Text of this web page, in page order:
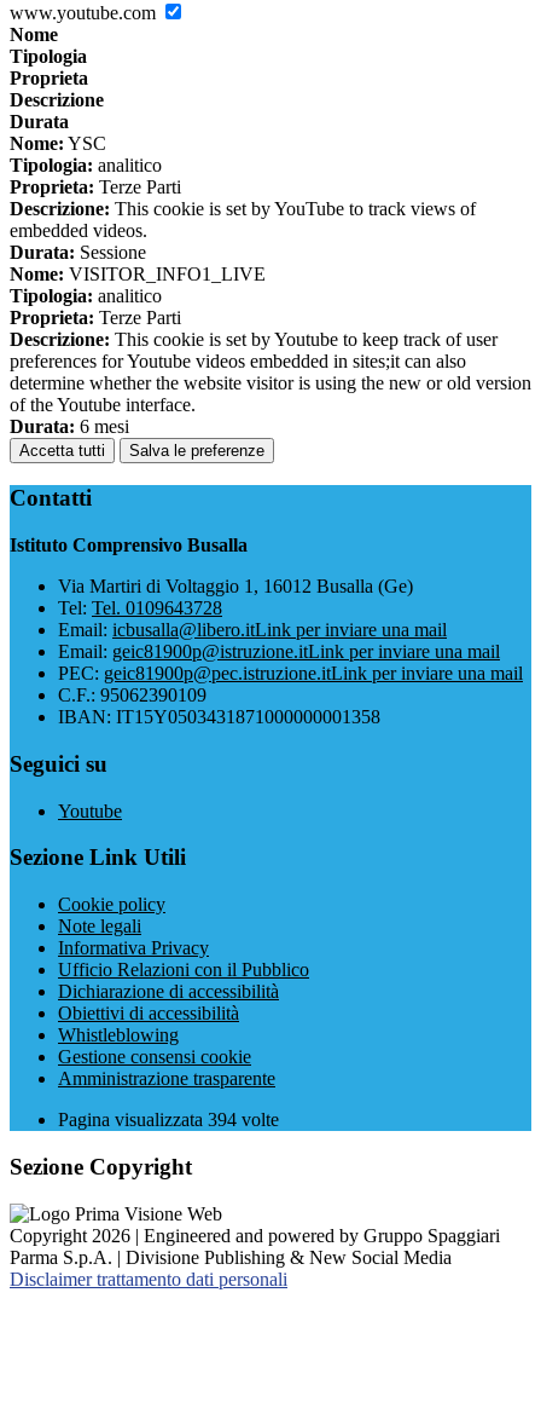
www.youtube.com
Nome
Tipologia
Proprieta
Descrizione
Durata
Nome: YSC
Tipologia: analitico
Proprieta: Terze Parti
Descrizione: This cookie is set by YouTube to track views of
embedded videos.
Durata: Sessione
Nome: VISITOR_INFO1_LIVE
Tipologia: analitico
Proprieta: Terze Parti
Descrizione: This cookie is set by Youtube to keep track of user
preferences for Youtube videos embedded in sites;it can also
determine whether the website visitor is using the new or old version
of the Youtube interface.
Durata: 6 mesi
Accetta tutti Salva le preferenze
Contatti
Istituto Comprensivo Busalla
Via Martiri di Voltaggio 1, 16012 Busalla (Ge)
Tel: Tel. 0109643728
Email: icbusalla@libero.itLink per inviare una mail
Email: geic81900p@istruzione.itLink per inviare una mail
PEC: geic81900p@pec.istruzione.itLink per inviare una mail
C.F.: 95062390109
IBAN: IT15Y0503431871000000001358
Seguici su
Youtube
Sezione Link Utili
Cookie policy
Note legali
Informativa Privacy
Ufficio Relazioni con il Pubblico
Dichiarazione di accessibilità
Obiettivi di accessibilità
Whistleblowing
Gestione consensi cookie
Amministrazione trasparente
Pagina visualizzata 394 volte
Sezione Copyright
Copyright 2026 | Engineered and powered by Gruppo Spaggiari
Parma S.p.A. | Divisione Publishing & New Social Media
Disclaimer trattamento dati personali